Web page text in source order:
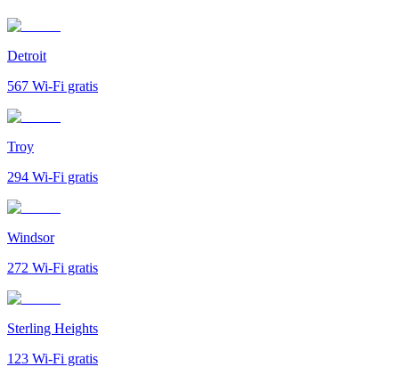
Detroit
567 Wi-Fi gratis
Troy
294 Wi-Fi gratis
Windsor
272 Wi-Fi gratis
Sterling Heights
123 Wi-Fi gratis